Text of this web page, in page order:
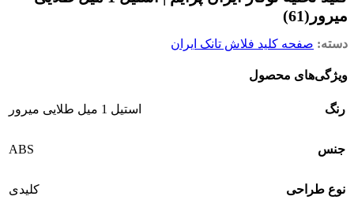
میرور(61)
دسته: صفحه کلید فلاش تانک ایران
ویژگی‌های محصول
رنگ استیل 1 میل طلایی میرور
جنس ABS
نوع طراحی کلیدی